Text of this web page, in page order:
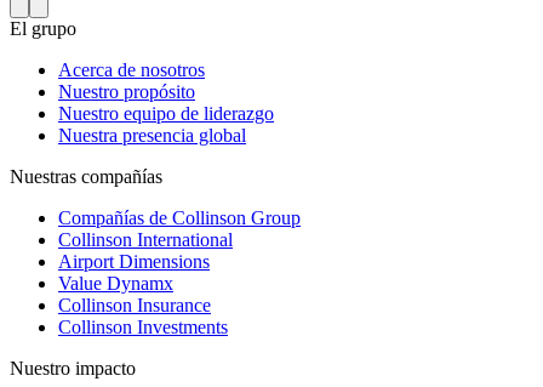
El grupo
Acerca de nosotros
Nuestro propósito
Nuestro equipo de liderazgo
Nuestra presencia global
Nuestras compañías
Compañías de Collinson Group
Collinson International
Airport Dimensions
Value Dynamx
Collinson Insurance
Collinson Investments
Nuestro impacto